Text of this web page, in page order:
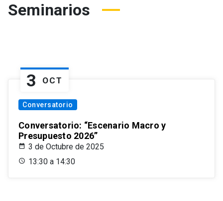
Seminarios
3 OCT
Conversatorio
Conversatorio: “Escenario Macro y
Presupuesto 2026”
3 de Octubre de 2025
13:30 a 14:30